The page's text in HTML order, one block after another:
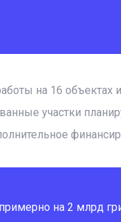
на 16
участки
на 2 млрд